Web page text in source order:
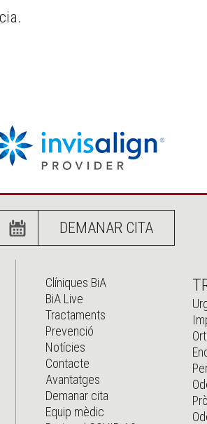
DEMANAR CITA
Clíniques BiA
BiA Live
Tractaments
Prevenció
Notícies
Contacte
Avantatges
Demanar cita
Equip mèdic